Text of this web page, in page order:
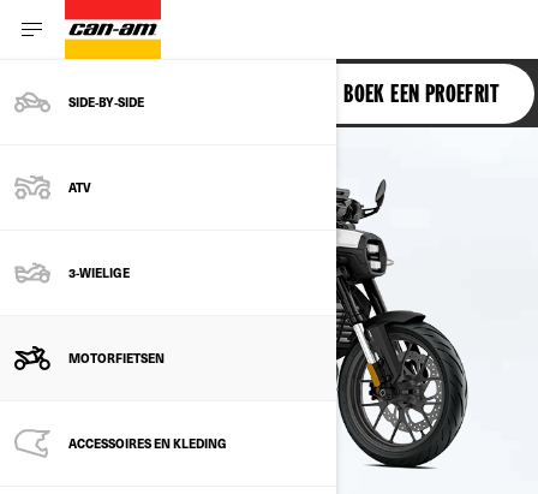
SIDE‑BY‑SIDE
ATV
3-WIELIGE
MOTORFIETSEN
ACCESSOIRES EN KLEDING
PULSE BOEK EEN PROEFRIT